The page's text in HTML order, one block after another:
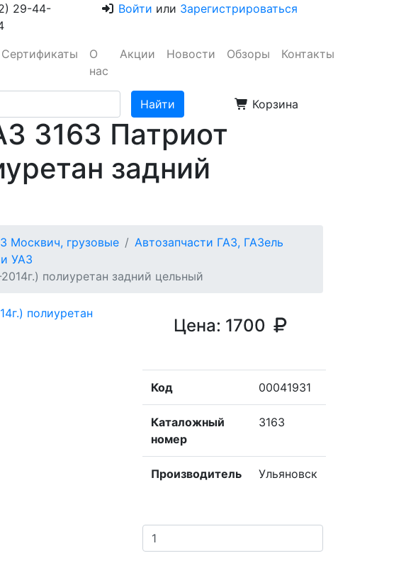
29-44-
Войти или Зарегистрироваться
Сертификаты
О
нас
Акции Новости Обзоры Контакты
Корзина
3163 Патриот
задний
Москвич, грузовые
Автозапчасти ГАЗ, ГАЗель
УАЗ
полиуретан задний цельный
Цена: 1700
Код 00041931
Каталожный
номер
3163
Производитель Ульяновск